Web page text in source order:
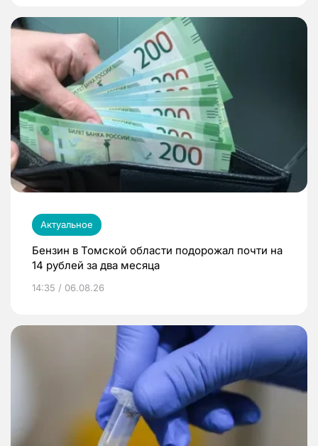
Актуальное
Бензин в Томской области подорожал почти на
14 рублей за два месяца
14:35 / 06.08.26